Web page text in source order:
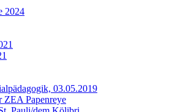
2024
03.05.2019
ZEA Papenreye